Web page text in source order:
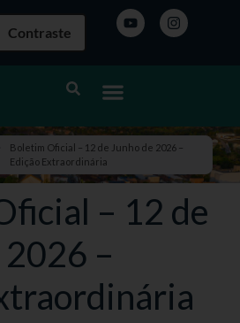
Contraste
Boletim Oficial – 12 de Junho de 2026 –
Edição Extraordinária
– 12 de
–